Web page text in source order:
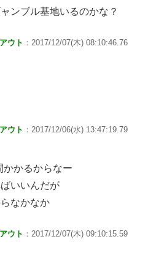
ンブル基地いるのかな？
ウト ：2017/12/07(木) 08:10:46.76
ウト ：2017/12/06(水) 13:47:19.79
かかるからなー
いいんだが
なかなか
ウト ：2017/12/07(木) 09:10:15.59